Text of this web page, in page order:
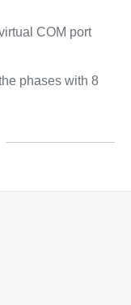
COM port
phases with 8